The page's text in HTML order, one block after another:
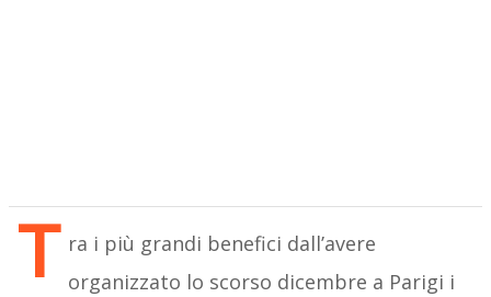
T ra i più grandi benefici dall’avere
organizzato lo scorso dicembre a Parigi i